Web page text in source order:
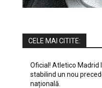
CELE MAI CITITE:
Oficial! Atletico Madrid
stabilind un nou
națională.